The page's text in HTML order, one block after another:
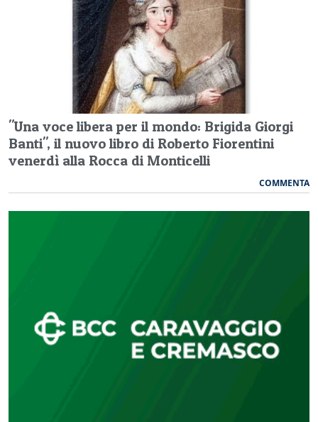
"Una voce libera per il mondo: Brigida Giorgi
Banti", il nuovo libro di Roberto Fiorentini
venerdì alla Rocca di Monticelli
COMMENTA